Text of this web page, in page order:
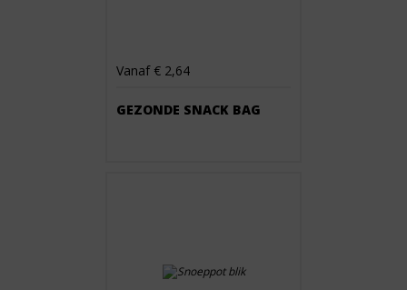
Vanaf € 2,64
GEZONDE SNACK BAG